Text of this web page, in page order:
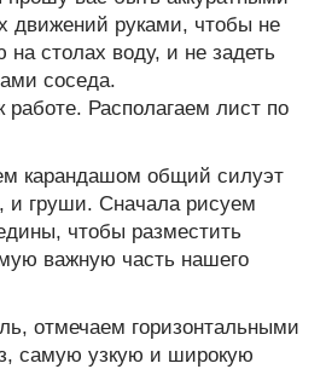
движений руками, чтобы не
на столах воду, и не задеть
соседа.
работе. Располагаем лист по
карандашом общий силуэт
и груши. Сначала рисуем
чтобы разместить
важную часть нашего
отмечаем горизонтальными
самую узкую и широкую